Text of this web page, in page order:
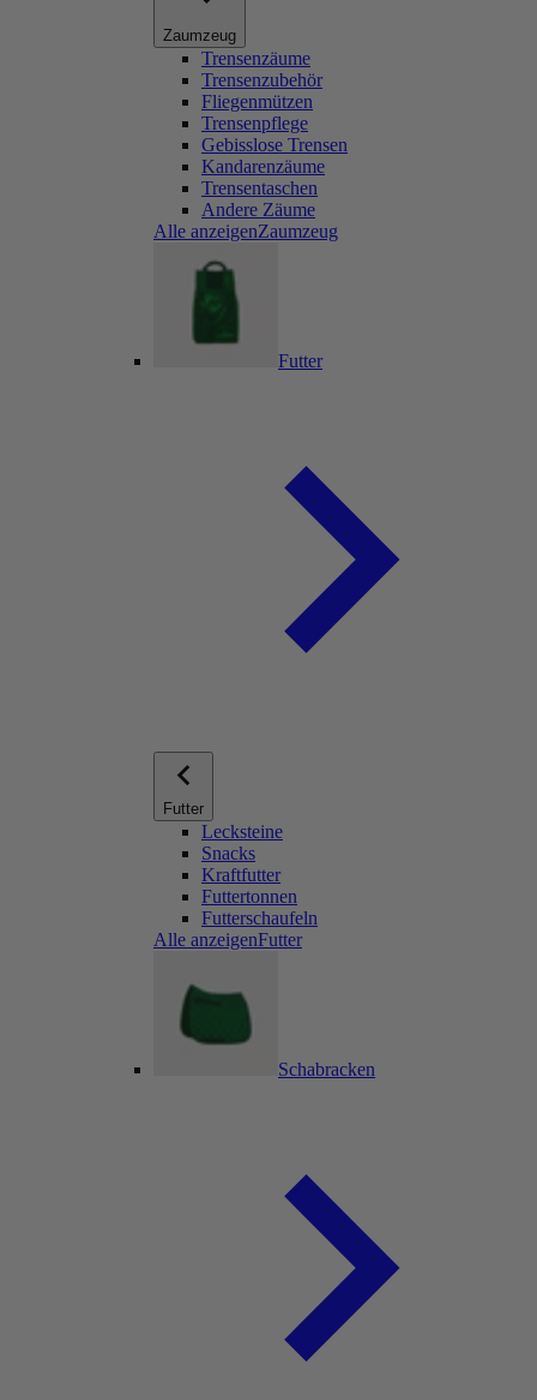
Zaumzeug
Trensenzäume
Trensenzubehör
Fliegenmützen
Trensenpflege
Gebisslose Trensen
Kandarenzäume
Trensentaschen
Andere Zäume
Alle anzeigenZaumzeug
Futter
Futter
Lecksteine
Snacks
Kraftfutter
Futtertonnen
Futterschaufeln
Alle anzeigenFutter
Schabracken